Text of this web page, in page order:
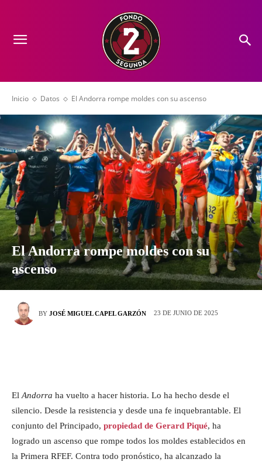
Inicio Datos El Andorra rompe moldes con su ascenso
El Andorra rompe moldes con su
ascenso
BY JOSÉ MIGUEL CAPEL GARZÓN 23 DE JUNIO DE 2025
El Andorra ha vuelto a hacer historia. Lo ha hecho desde el
silencio. Desde la resistencia y desde una fe inquebrantable. El
conjunto del Principado, propiedad de Gerard Piqué, ha
logrado un ascenso que rompe todos los moldes establecidos en
la Primera RFEF. Contra todo pronóstico, ha alcanzado la